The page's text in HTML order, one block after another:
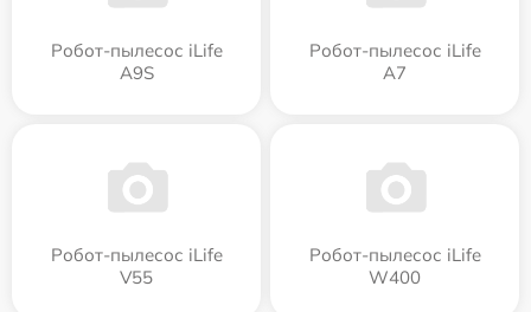
Робот-пылесос iLife
A9S
Робот-пылесос iLife
A7
Робот-пылесос iLife
V55
Робот-пылесос iLife
W400